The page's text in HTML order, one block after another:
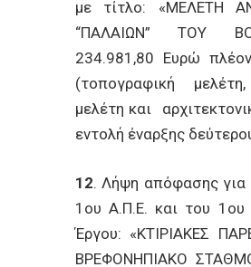
με τίτλο: «ΜΕΛΕΤΗ
“ΠΑΛΑΙΩΝ” ΤΟΥ
234.981,80 Ευρώ
(τοπογραφική
μελέτη και
εντολή έναρξης
12. Λήψη απόφασης για
1ου Α.Π.Ε. και του
Έργου: «ΚΤΙΡΙΑΚΕΣ
ΒΡΕΦΟΝΗΠΙΑΚΟ